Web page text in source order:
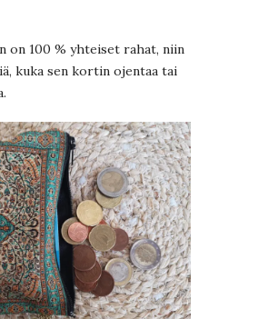
on 100 % yhteiset rahat, niin
kuka sen kortin ojentaa tai